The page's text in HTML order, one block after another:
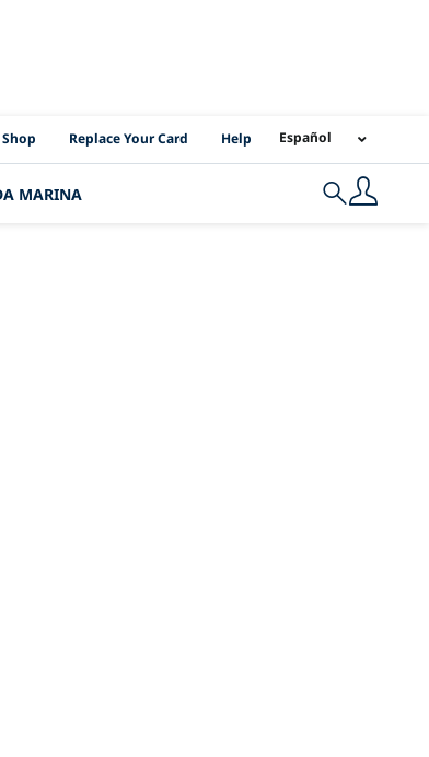
Links Replace Your Card Help Español
MARINA Search